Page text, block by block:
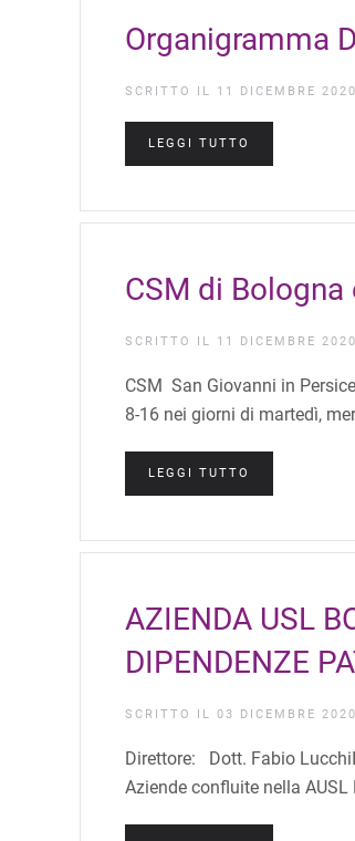
Organigramma
SCRITTO IL 11 DICEMBRE 2020
LEGGI TUTTO
CSM di
SCRITTO IL 11 DICEMBRE 2020
CSM San Giovanni in
8-16 nei giorni di martedì,
LEGGI TUTTO
AZIENDA USL
DIPENDENZE
SCRITTO IL 03 DICEMBRE 2020
Direttore: Dott. Fabio
Aziende confluite nella AUSL